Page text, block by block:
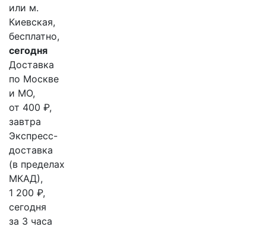
или м.
Киевская,
бесплатно,
сегодня
Доставка
по Москве
и МО,
от 400 ₽,
завтра
Экспресс-
доставка
(в пределах
МКАД),
1 200 ₽,
сегодня
за 3 часа